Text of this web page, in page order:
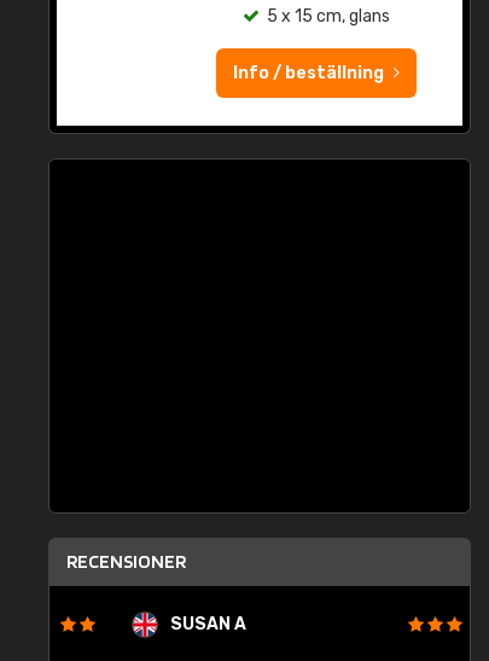
5 x 15 cm, glans
Info / beställning
RECENSIONER
SUSAN A